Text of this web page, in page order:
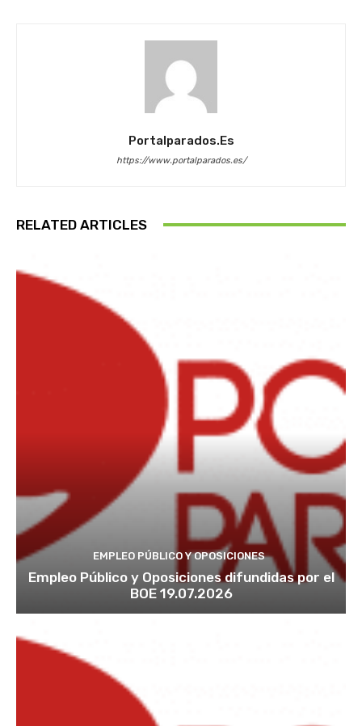
Portalparados.es
https://www.portalparados.es/
RELATED ARTICLES
EMPLEO PÚBLICO Y OPOSICIONES
Empleo Público y Oposiciones difundidas por el
BOE 19.07.2026